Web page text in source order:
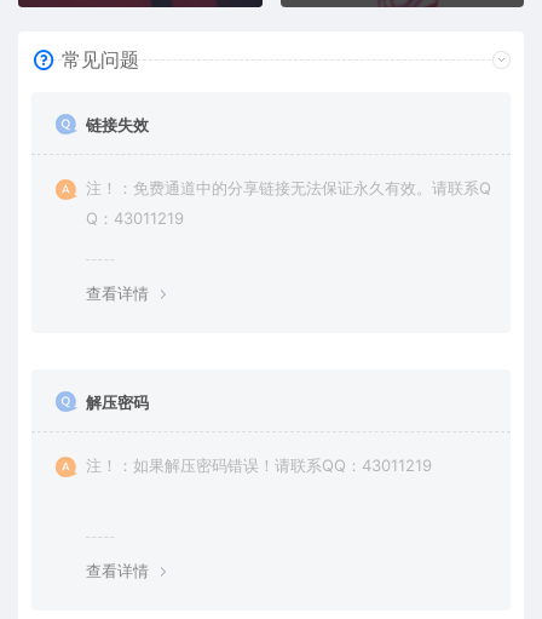
常见问题
链接失效
注！：免费通道中的分享链接无法保证永久有效。请联系Q
Q：43011219
查看详情
解压密码
注！：如果解压密码错误！请联系QQ：43011219
查看详情